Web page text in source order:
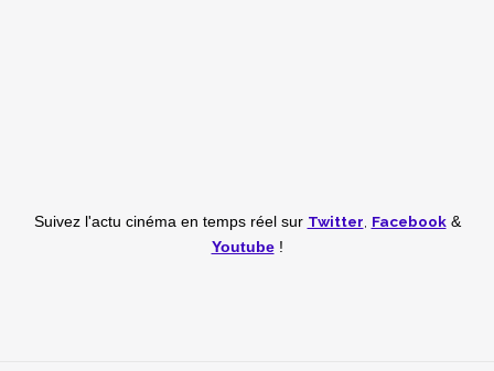
Suivez l'actu cinéma en temps réel sur Twitter Facebook&
Youtube!